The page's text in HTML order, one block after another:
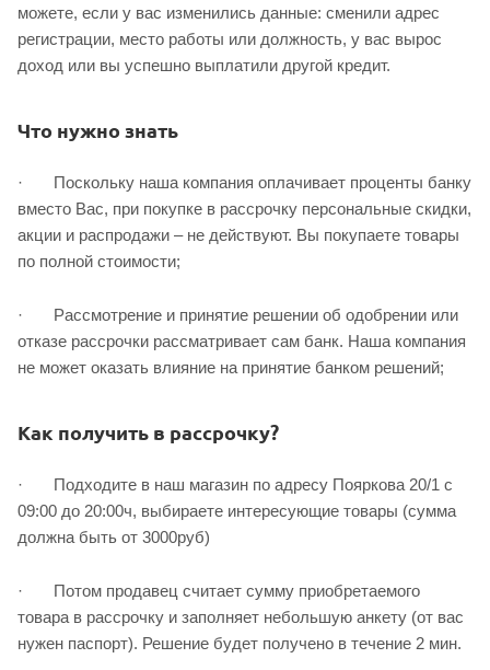
можете, если у вас изменились данные: сменили адрес
регистрации, место работы или должность, у вас вырос
доход или вы успешно выплатили другой кредит.
Что нужно знать
· Поскольку наша компания оплачивает проценты банку
вместо Вас, при покупке в рассрочку персональные скидки,
акции и распродажи – не действуют. Вы покупаете товары
по полной стоимости;
· Рассмотрение и принятие решении об одобрении или
отказе рассрочки рассматривает сам банк. Наша компания
не может оказать влияние на принятие банком решений; ‌
Как получить в рассрочку?
· Подходите в наш магазин по адресу Пояркова 20/1 с
09:00 до 20:00ч, выбираете интересующие товары (сумма
должна быть от 3000руб)
· Потом продавец считает сумму приобретаемого
товара в рассрочку и заполняет небольшую анкету (от вас
нужен паспорт). Решение будет получено в течение 2 мин.